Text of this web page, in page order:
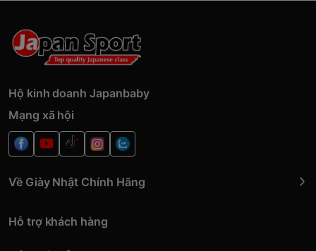
Hộ kinh doanh Japanbaby
Mạng xã hội
Về Giày Nhật Chính Hãng
Hỗ trợ khách hàng